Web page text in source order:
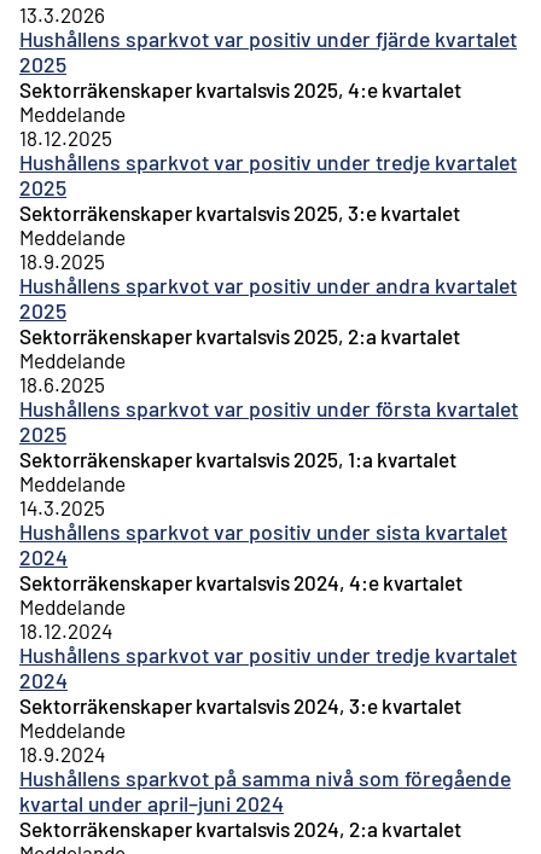
Hushållens sparkvot var positiv under fjärde kvartalet
2025
13.3.2026
Sektorräkenskaper kvartalsvis 2025, 4:e kvartalet
Meddelande
Hushållens sparkvot var positiv under tredje kvartalet
2025
18.12.2025
Sektorräkenskaper kvartalsvis 2025, 3:e kvartalet
Meddelande
Hushållens sparkvot var positiv under andra kvartalet
2025
18.9.2025
Sektorräkenskaper kvartalsvis 2025, 2:a kvartalet
Meddelande
Hushållens sparkvot var positiv under första kvartalet
2025
18.6.2025
Sektorräkenskaper kvartalsvis 2025, 1:a kvartalet
Meddelande
Hushållens sparkvot var positiv under sista kvartalet
2024
14.3.2025
Sektorräkenskaper kvartalsvis 2024, 4:e kvartalet
Meddelande
Hushållens sparkvot var positiv under tredje kvartalet
2024
18.12.2024
Sektorräkenskaper kvartalsvis 2024, 3:e kvartalet
Meddelande
Hushållens sparkvot på samma nivå som föregående
kvartal under april–juni 2024
18.9.2024
Sektorräkenskaper kvartalsvis 2024, 2:a kvartalet